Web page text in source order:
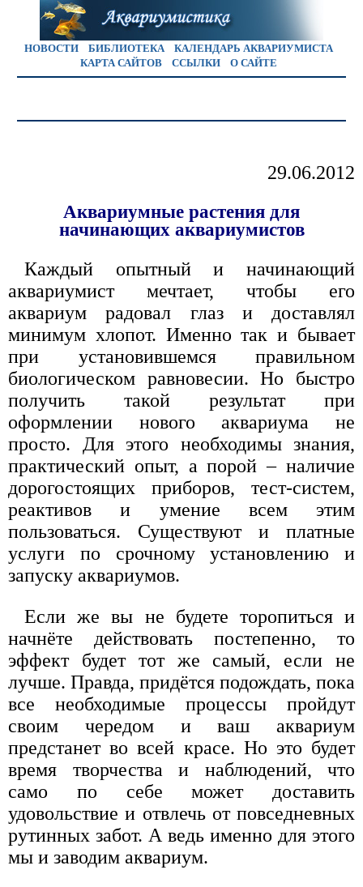
НОВОСТИ БИБЛИОТЕКА
КАЛЕНДАРЬ АКВАРИУМИСТА
КАРТА САЙТОВ
ССЫЛКИ О САЙТЕ
29.06.2012
Аквариумные растения для
начинающих аквариумистов
Каждый опытный и начинающий
аквариумист мечтает, чтобы его
аквариум радовал глаз и доставлял
минимум хлопот. Именно так и бывает
при установившемся правильном
биологическом равновесии. Но быстро
получить такой результат при
оформлении нового аквариума не
просто. Для этого необходимы знания,
практический опыт, а порой – наличие
дорогостоящих приборов, тест-систем,
реактивов и умение всем этим
пользоваться. Существуют и платные
услуги по срочному установлению и
запуску аквариумов.
Если же вы не будете торопиться и
начнёте действовать постепенно, то
эффект будет тот же самый, если не
лучше. Правда, придётся подождать, пока
все необходимые процессы пройдут
своим чередом и ваш аквариум
предстанет во всей красе. Но это будет
время творчества и наблюдений, что
само по себе может доставить
удовольствие и отвлечь от повседневных
рутинных забот. А ведь именно для этого
мы и заводим аквариум.